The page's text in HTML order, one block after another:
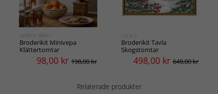
SVARTA FÅRET
Broderikit Minivepa
Klättertomtar
98,00 kr 198,00 kr
LUCA-S
Broderikit Tavla
Skogstomtar
498,00 kr 649,00 kr
Relaterade produkter